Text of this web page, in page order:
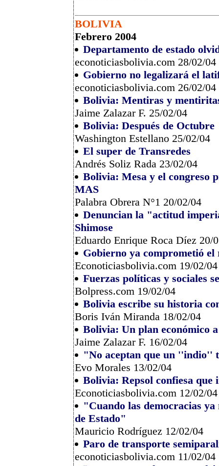
BOLIVIA
Febrero 2004
Departamento de estado
econoticiasbolivia.com 28/02/04
Gobierno no legalizará el
econoticiasbolivia.com 26/02/04
Bolivia: Mentiras y
Jaime Zalazar F. 25/02/04
Bolivia: Después de Octubre
Washington Estellano 25/02/04
El super de Transredes
Andrés Soliz Rada 23/02/04
Bolivia: Mesa y el congreso
MAS
Palabra Obrera N°1 20/02/04
Denuncian la "actitud
Shimose
Eduardo Enrique Roca Díez 20/
Gobierno ya comprometió
Econoticiasbolivia.com 19/02/04
Fuerzas políticas y sociales
Bolpress.com 19/02/04
Bolivia escribe su historia
Boris Iván Miranda 18/02/04
Bolivia: Un plan económico
Jaime Zalazar F. 16/02/04
"No aceptan que un ''indio''
Evo Morales 13/02/04
Bolivia: Repsol confiesa que
Econoticiasbolivia.com 12/02/04
"Cuando las democracias
de Estado"
Mauricio Rodríguez 12/02/04
Paro de transporte
econoticiasbolivia.com 11/02/04